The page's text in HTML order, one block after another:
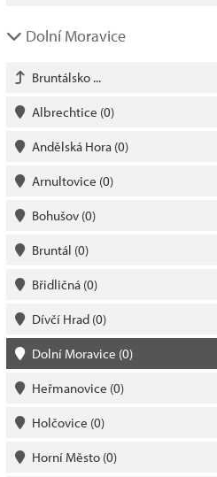
Dolní Moravice
Bruntálsko ...
Albrechtice (0)
Andělská Hora (0)
Arnultovice (0)
Bohušov (0)
Bruntál (0)
Břidličná (0)
Dívčí Hrad (0)
Dolní Moravice (0)
Heřmanovice (0)
Holčovice (0)
Horní Město (0)